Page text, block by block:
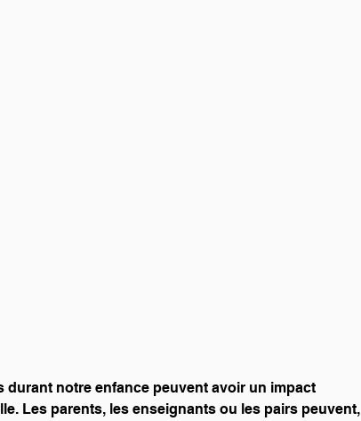
durant notre enfance peuvent avoir un impact
Les parents, les enseignants ou les pairs peuvent,